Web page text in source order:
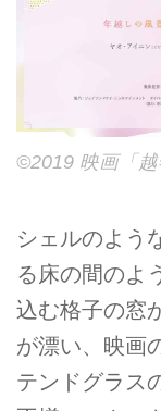
©2019 映画「
シェルのよう
る床の間のよ
込む格子の窓
が漂い、映画
テンドグラス